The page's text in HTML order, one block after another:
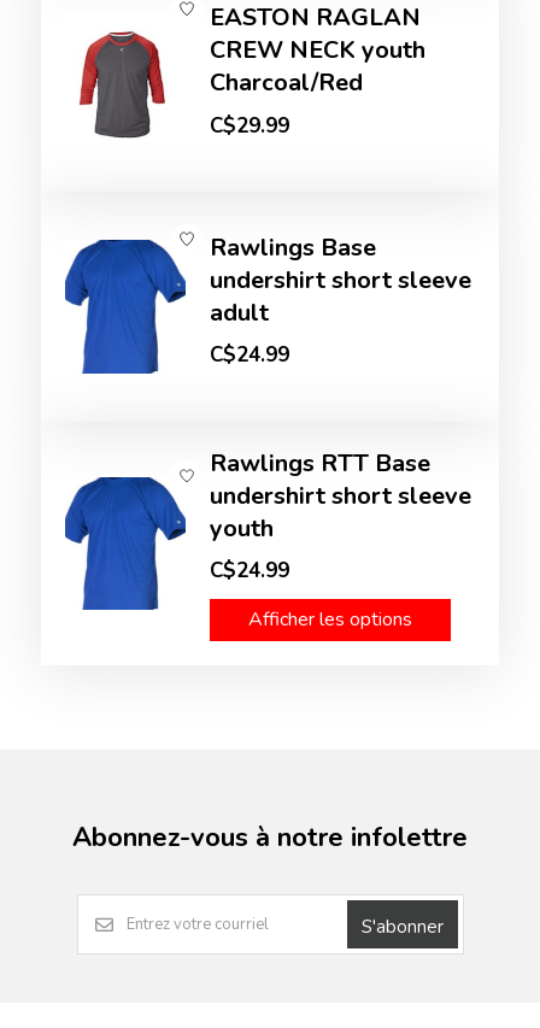
EASTON RAGLAN
CREW NECK youth
Charcoal/Red
C$29.99
Rawlings Base
undershirt short sleeve
adult
C$24.99
Rawlings RTT Base
undershirt short sleeve
youth
C$24.99
Afficher les options
Abonnez-vous à notre infolettre
S'abonner